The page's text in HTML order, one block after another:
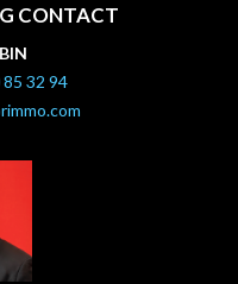
CONTACT
85 32 94